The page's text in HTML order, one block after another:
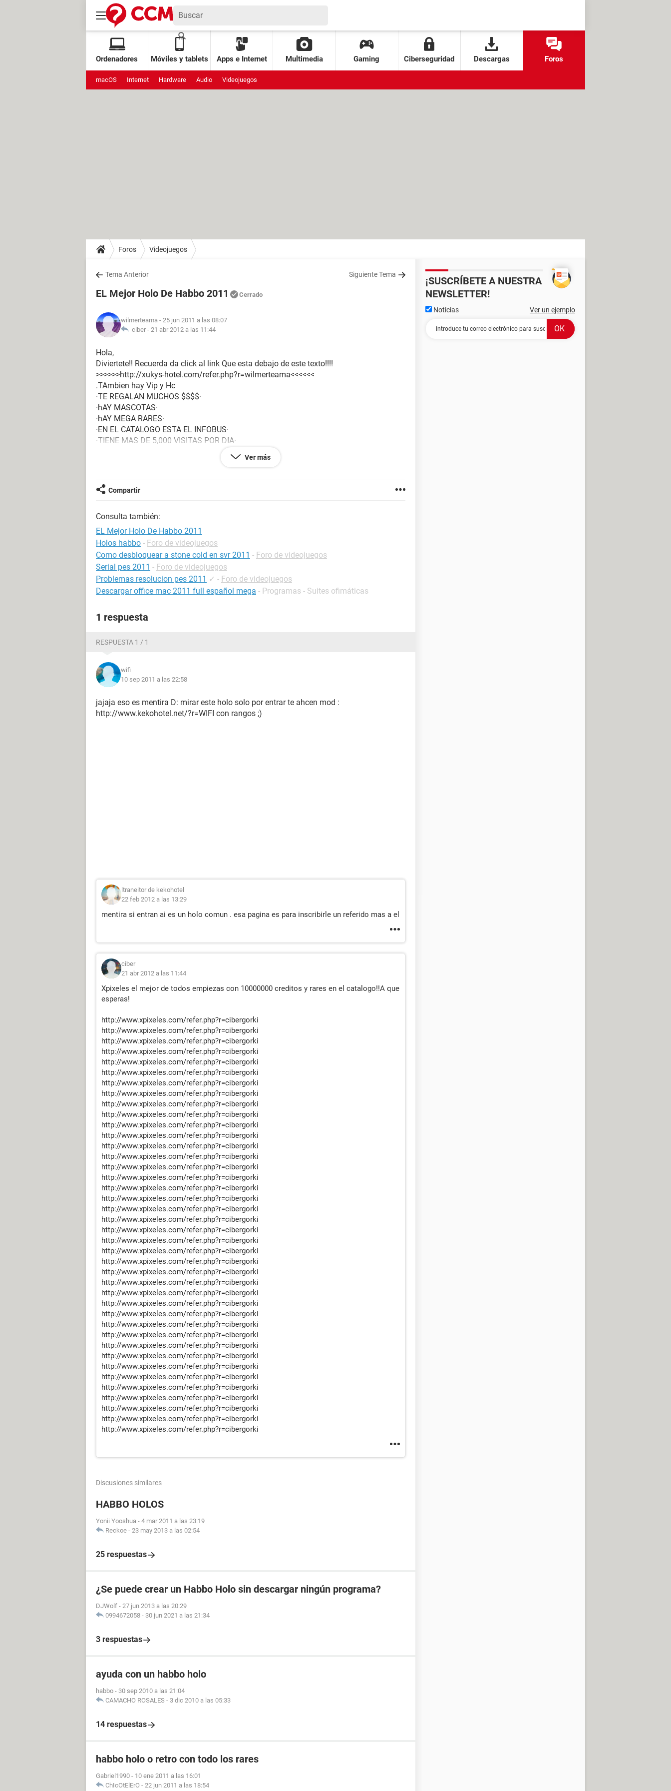
Ordenadores Móviles y tablets Apps e Internet Multimedia Gaming Ciberseguridad Descargas Foros
macOS Internet Hardware Audio Videojuegos
Foros Videojuegos
Tema Anterior Siguiente Tema
EL Mejor Holo De Habbo 2011 Cerrado
wilmerteama - 25 jun 2011 a las 08:07
ciber - 21 abr 2012 a las 11:44
Hola,
Diviertete!! Recuerda da click al link Que esta debajo de este texto!!!!
>>>>>>http://xukys-hotel.com/refer.php?r=wilmerteama<<<<<<
.TAmbien hay Vip y Hc
·TE REGALAN MUCHOS $$$$·
·hAY MASCOTAS·
·hAY MEGA RARES·
·EN EL CATALOGO ESTA EL INFOBUS·
·TIENE MAS DE 5,000 VISITAS POR DIA·
·!!!!!!!!!!!!!!HAY RANGOS DISPONIBLES SOLO LO TIENE QUE PEDIR!!!!!!!!!!
Ver más
Compartir
Consulta también:
EL Mejor Holo De Habbo 2011
Holos habbo - Foro de videojuegos
Como desbloquear a stone cold en svr 2011 - Foro de videojuegos
Serial pes 2011 - Foro de videojuegos
Problemas resolucion pes 2011 ✓ - Foro de videojuegos
Descargar office mac 2011 full español mega - Programas - Suites ofimáticas
1 respuesta
RESPUESTA 1 / 1
wifi
10 sep 2011 a las 22:58
jajaja eso es mentira D: mirar este holo solo por entrar te ahcen mod :
http://www.kekohotel.net/?r=WIFI con rangos ;)
ltraneitor de kekohotel
22 feb 2012 a las 13:29
mentira si entran ai es un holo comun . esa pagina es para inscribirle un referido mas a el
ciber
21 abr 2012 a las 11:44
Xpixeles el mejor de todos empiezas con 10000000 creditos y rares en el catalogo!!A que
esperas!
http://www.xpixeles.com/refer.php?r=cibergorki
http://www.xpixeles.com/refer.php?r=cibergorki
http://www.xpixeles.com/refer.php?r=cibergorki
http://www.xpixeles.com/refer.php?r=cibergorki
http://www.xpixeles.com/refer.php?r=cibergorki
http://www.xpixeles.com/refer.php?r=cibergorki
http://www.xpixeles.com/refer.php?r=cibergorki
http://www.xpixeles.com/refer.php?r=cibergorki
http://www.xpixeles.com/refer.php?r=cibergorki
http://www.xpixeles.com/refer.php?r=cibergorki
http://www.xpixeles.com/refer.php?r=cibergorki
http://www.xpixeles.com/refer.php?r=cibergorki
http://www.xpixeles.com/refer.php?r=cibergorki
http://www.xpixeles.com/refer.php?r=cibergorki
http://www.xpixeles.com/refer.php?r=cibergorki
http://www.xpixeles.com/refer.php?r=cibergorki
http://www.xpixeles.com/refer.php?r=cibergorki
http://www.xpixeles.com/refer.php?r=cibergorki
http://www.xpixeles.com/refer.php?r=cibergorki
http://www.xpixeles.com/refer.php?r=cibergorki
http://www.xpixeles.com/refer.php?r=cibergorki
http://www.xpixeles.com/refer.php?r=cibergorki
http://www.xpixeles.com/refer.php?r=cibergorki
http://www.xpixeles.com/refer.php?r=cibergorki
http://www.xpixeles.com/refer.php?r=cibergorki
http://www.xpixeles.com/refer.php?r=cibergorki
http://www.xpixeles.com/refer.php?r=cibergorki
http://www.xpixeles.com/refer.php?r=cibergorki
http://www.xpixeles.com/refer.php?r=cibergorki
http://www.xpixeles.com/refer.php?r=cibergorki
http://www.xpixeles.com/refer.php?r=cibergorki
http://www.xpixeles.com/refer.php?r=cibergorki
http://www.xpixeles.com/refer.php?r=cibergorki
http://www.xpixeles.com/refer.php?r=cibergorki
http://www.xpixeles.com/refer.php?r=cibergorki
http://www.xpixeles.com/refer.php?r=cibergorki
http://www.xpixeles.com/refer.php?r=cibergorki
http://www.xpixeles.com/refer.php?r=cibergorki
http://www.xpixeles.com/refer.php?r=cibergorki
http://www.xpixeles.com/refer.php?r=cibergorki
Discusiones similares
HABBO HOLOS
Yonii Yooshua - 4 mar 2011 a las 23:19
Reckoe - 23 may 2013 a las 02:54
25 respuestas
¿Se puede crear un Habbo Holo sin descargar ningún programa?
DJWolf - 27 jun 2013 a las 20:29
0994672058 - 30 jun 2021 a las 21:34
3 respuestas
ayuda con un habbo holo
habbo - 30 sep 2010 a las 21:04
CAMACHO ROSALES - 3 dic 2010 a las 05:33
14 respuestas
habbo holo o retro con todo los rares
Gabriel1990 - 10 ene 2011 a las 16:01
ChIcOtElErO - 22 jun 2011 a las 18:54
¡SUSCRÍBETE A NUESTRA
NEWSLETTER!
Noticias Ver un ejemplo